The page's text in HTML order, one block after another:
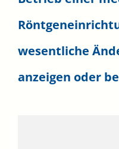
wesentliche
anzeigen oder